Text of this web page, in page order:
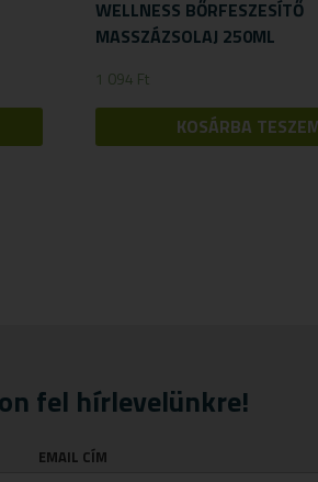
WELLNESS BŐRFESZESÍTŐ
MASSZÁZSOLAJ 250ML
1 094 Ft
KOSÁRBA
fel hírlevelünkre!
EMAIL CÍM